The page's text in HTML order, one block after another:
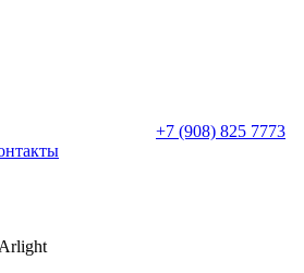
+7 (908) 825 7773